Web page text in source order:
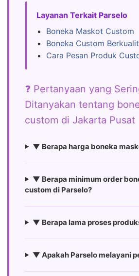
Layanan Terkait Parselo
Boneka Maskot Custom
Boneka Custom
Cara Pesan Produk
❓ Pertanyaan yang
Ditanyakan tentang
custom di Jakarta Pusat
▼ Berapa harga boneka
▼ Berapa minimum order
custom di Parselo?
▼ Berapa lama proses
▼ Apakah Parselo melayani